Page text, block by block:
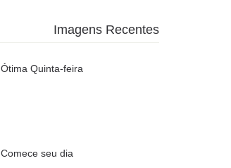
Imagens Recentes
Ótima Quinta-feira
Comece seu dia